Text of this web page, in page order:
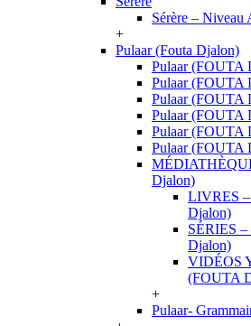
Sérère – Niveau
+
Pulaar (Fouta Djalon)
Pulaar (FOUTA
Pulaar (FOUTA
Pulaar (FOUTA
Pulaar (FOUTA
Pulaar (FOUTA
Pulaar (FOUTA
Djalon)
LIVRES
Djalon)
SÉRIES
Djalon)
VIDÉOS
(FOUTA
+
Pulaar-